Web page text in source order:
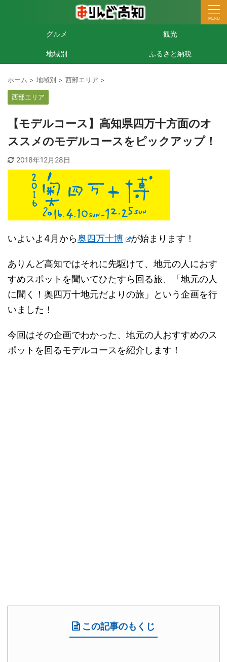
グルメ 観光
地域別 ふるさと納税
ホーム > 地域別 > 西部エリア >
西部エリア
【モデルコース】高知県四万十方面のオ
ススメのモデルコースをピックアップ！
2018年12月28日
いよいよ4月から奥四万十博 が始まります！
ありんど高知ではそれに先駆けて、地元の人におす
すめスポットを聞いてひたすら回る旅、「地元の人
に聞く！奥四万十地元だよりの旅」という企画を行
いました！
今回はその企画でわかった、地元の人おすすめのス
ポットを回るモデルコースを紹介します！
この記事のもくじ